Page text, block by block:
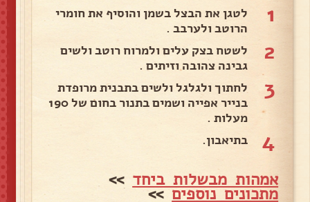
1
לטגן את הבצל בשמן והוסיף את חומרי
הרוטב ולערבב .
2
לשטח בצק עלים ולמרוח רוטב ולשים
גבינה צהובה וזיתים .
3
לחתוך ולגלגל ולשים בתבנית מרופדת
בנייר אפייה ושמים בתנור בחום של 190
מעלות .
4 בתיאבון.
אמהות מבשלות ביחד >>
מתכונים נוספים>>